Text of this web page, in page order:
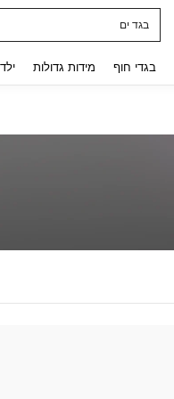
בגד ים
בגדי חוף מידות גדולות